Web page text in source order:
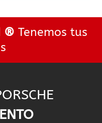
® Tenemos tus